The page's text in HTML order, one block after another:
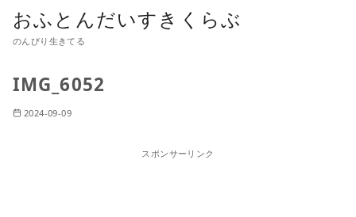
おふとんだいすきくらぶ
のんびり生きてる
IMG_6052
2024-09-09
スポンサーリンク